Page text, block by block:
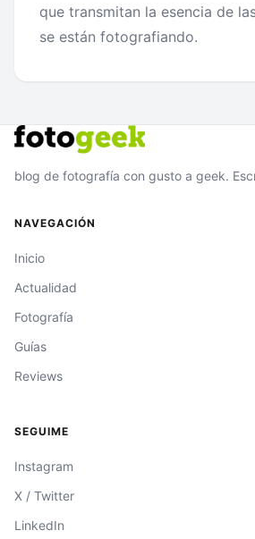
que transmitan la esencia de
se están fotografiando.
blog de fotografía con gusto a geek.
NAVEGACIÓN
Inicio
Actualidad
Fotografía
Guías
Reviews
SEGUIME
Instagram
X / Twitter
LinkedIn